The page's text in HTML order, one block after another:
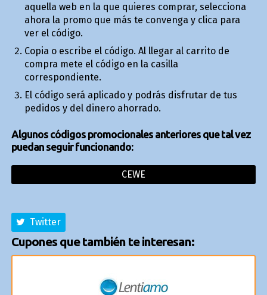
aquella web en la que quieres comprar, selecciona
ahora la promo que más te convenga y clica para
ver el código.
Copia o escribe el código. Al llegar al carrito de
compra mete el código en la casilla
correspondiente.
El código será aplicado y podrás disfrutar de tus
pedidos y del dinero ahorrado.
Algunos códigos promocionales anteriores que tal vez
puedan seguir funcionando:
CEWE
Twitter
Cupones que también te interesan: